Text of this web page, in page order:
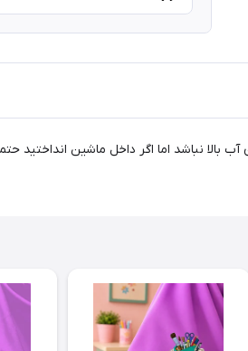
نباشد اما اگر داخل ماشین انداختید